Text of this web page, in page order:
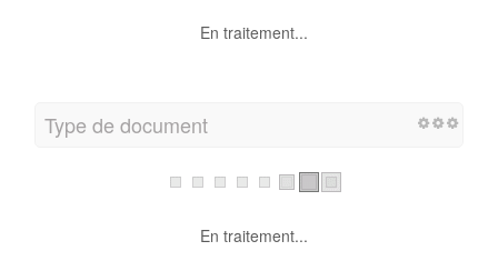
En traitement...
Type de document
En traitement...